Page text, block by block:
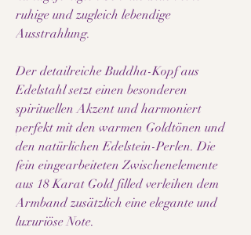
ruhige und zugleich lebendige
Ausstrahlung.
Der detailreiche Buddha-Kopf aus
Edelstahl setzt einen besonderen
spirituellen Akzent und harmoniert
perfekt mit den warmen Goldtönen und
den natürlichen Edelstein-Perlen. Die
fein eingearbeiteten Zwischenelemente
aus 18 Karat Gold filled verleihen dem
Armband zusätzlich eine elegante und
luxuriöse Note.